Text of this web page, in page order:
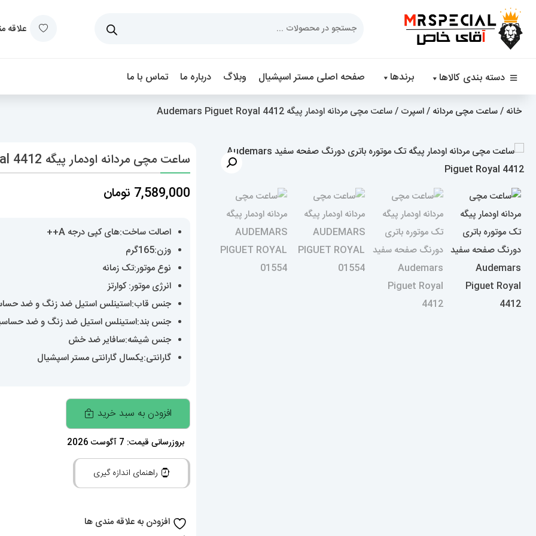
علاقه
دسته بندی کالاها برندها صفحه اصلی مستر اسپشیال وبلاگ درباره ما تماس با ما
خانه /ساعت مچی مردانه /اسپرت / ساعت مچی مردانه اودمار پیگه Audemars Piguet Royal 4412
ساعت مچی مردانه اودمار پیگه Audemars Piguet Royal 4412
7,589,000 تومان
اصالت ساخت:های کپی درجه A++
وزن:165گرم
نوع موتور:تک زمانه
انرژی موتور: کوارتز
جنس قاب:استینلس استیل ضد زنگ و ضد
جنس بند:استینلس استیل ضد زنگ و ضد
جنس شیشه:سافایر ضد خش
گارانتی:یکسال گارانتی مستر اسپشیال
ساعت
مچی
مردانه
اودمار
Piguet
Royal
افزودن به سبد خرید
بروزرسانی قیمت: 7 آگوست 2026
راهنمای اندازه گیری
افزودن به علاقه مندی ها